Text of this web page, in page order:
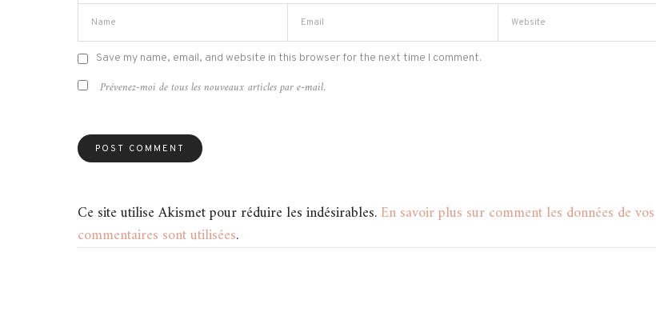
Save my name, email, and website in this browser for the next time I comment.
Prévenez-moi de tous les nouveaux articles par e-mail.
Ce site utilise Akismet pour réduire les indésirables.En savoir plus sur comment les données de vos
commentaires sont utilisées.